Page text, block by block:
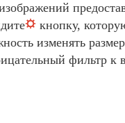
кнопку,
изменять
фильтр к